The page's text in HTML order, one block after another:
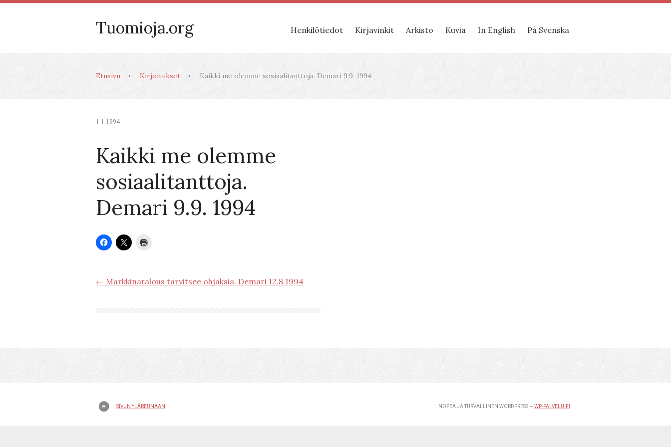
Tuomioja.org Henkilötiedot Kirjavinkit Arkisto Kuvia In English På Svenska
Etusivu Kirjoitukset Kaikki me olemme sosiaalitanttoja. Demari 9.9. 1994
1.1.1994
Kaikki me olemme
sosiaalitanttoja.
Demari 9.9. 1994
← Markkinatalous tarvitsee ohjaksia. Demari 12.8 1994
NOPEA JA TURVALLINEN WORDPRESS — WP-PALVELU.FI
SIVUN YLÄREUNAAN